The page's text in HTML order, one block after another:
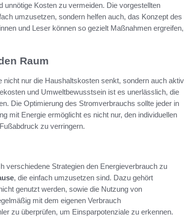
Kosten zu vermeiden. Die vorgestellten
umzusetzen, sondern helfen auch, das Konzept des
und Leser können so gezielt Maßnahmen ergreifen,
Raum
nicht nur die Haushaltskosten senkt, sondern auch aktiv
und Umweltbewusstsein ist es unerlässlich, die
Die Optimierung des Stromverbrauchs sollte jeder in
mit Energie ermöglicht es nicht nur, den individuellen
zu verringern.
verschiedene Strategien den Energieverbrauch zu
, die einfach umzusetzen sind. Dazu gehört
genutzt werden, sowie die Nutzung von
mit dem eigenen Verbrauch
zu überprüfen, um Einsparpotenziale zu erkennen.